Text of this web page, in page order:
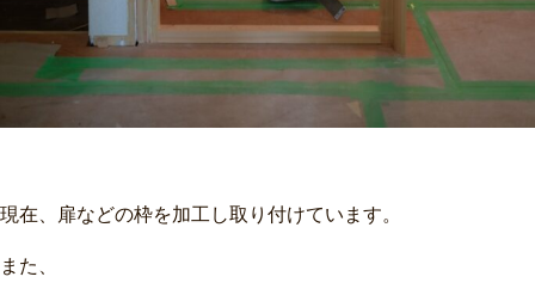
現在、扉などの枠を加工し取り付けています。
また、